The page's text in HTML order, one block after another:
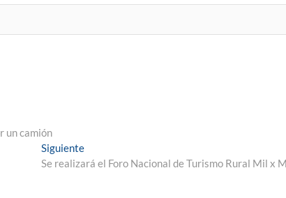
un camión
Siguiente
Se realizará el Foro Nacional de Turismo Rural Mil x